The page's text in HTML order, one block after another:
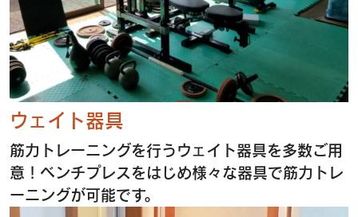
ウェイト器具
筋力トレーニングを行うウェイト器具を多数ご用
意！ベンチプレスをはじめ様々な器具で筋力トレ
ーニングが可能です。